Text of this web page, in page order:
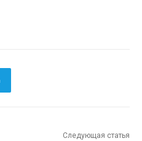
Следующая статья